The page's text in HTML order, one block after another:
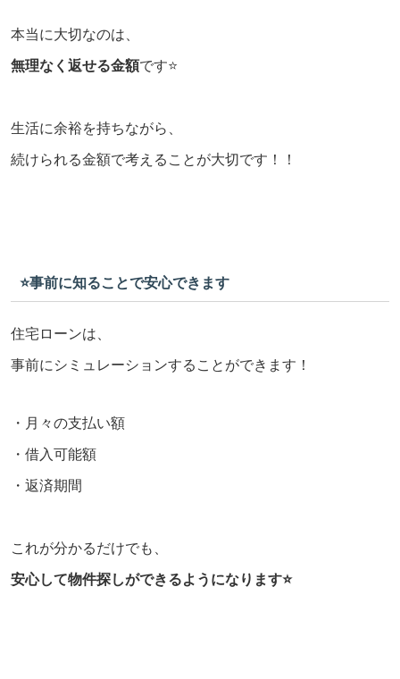
本当に大切なのは、
無理なく返せる金額です⭐️
生活に余裕を持ちながら、
続けられる金額で考えることが大切です！！
⭐️事前に知ることで安心できます
住宅ローンは、
事前にシミュレーションすることができます！
・月々の支払い額
・借入可能額
・返済期間
これが分かるだけでも、
安心して物件探しができるようになります⭐️